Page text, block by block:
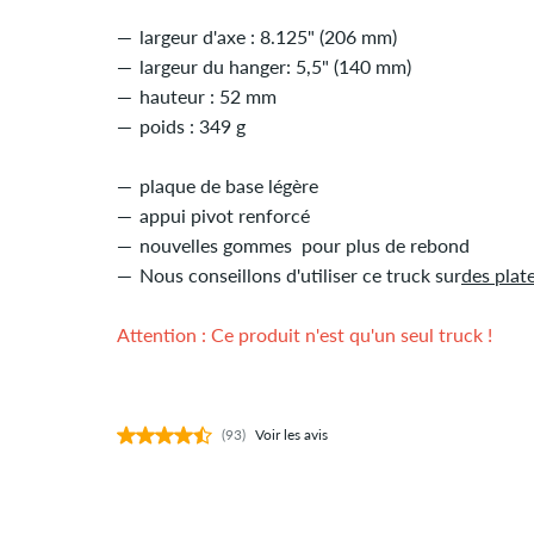
largeur d'axe : 8.125" (206 mm)
largeur du hanger: 5,5" (140 mm)
hauteur : 52 mm
poids : 349 g
plaque de base légère
appui pivot renforcé
nouvelles gommes pour plus de rebond
Nous conseillons d'utiliser ce truck surdes
Attention : Ce produit n'est qu'un seul truck !
(93) Voir les avis